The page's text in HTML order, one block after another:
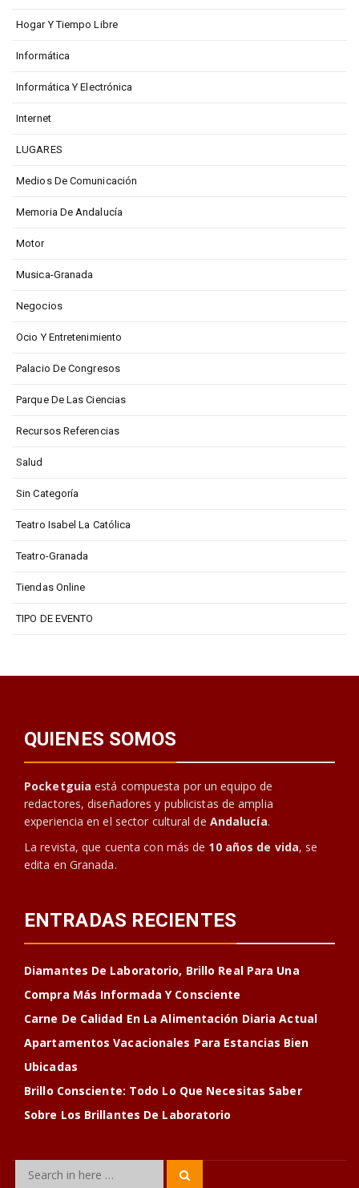
Hogar Y Tiempo Libre
Informática
Informática Y Electrónica
Internet
LUGARES
Medios De Comunicación
Memoria De Andalucía
Motor
Musica-Granada
Negocios
Ocio Y Entretenimiento
Palacio De Congresos
Parque De Las Ciencias
Recursos Referencias
Salud
Sin Categoría
Teatro Isabel La Católica
Teatro-Granada
Tiendas Online
TIPO DE EVENTO
QUIENES SOMOS
Pocketguia está compuesta por un equipo de
redactores, diseñadores y publicistas de amplia
experiencia en el sector cultural de Andalucía.
La revista, que cuenta con más de 10 años de vida, se
edita en Granada.
ENTRADAS RECIENTES
Diamantes De Laboratorio, Brillo Real Para Una
Compra Más Informada Y Consciente
Carne De Calidad En La Alimentación Diaria Actual
Apartamentos Vacacionales Para Estancias Bien
Ubicadas
Brillo Consciente: Todo Lo Que Necesitas Saber
Sobre Los Brillantes De Laboratorio
Search